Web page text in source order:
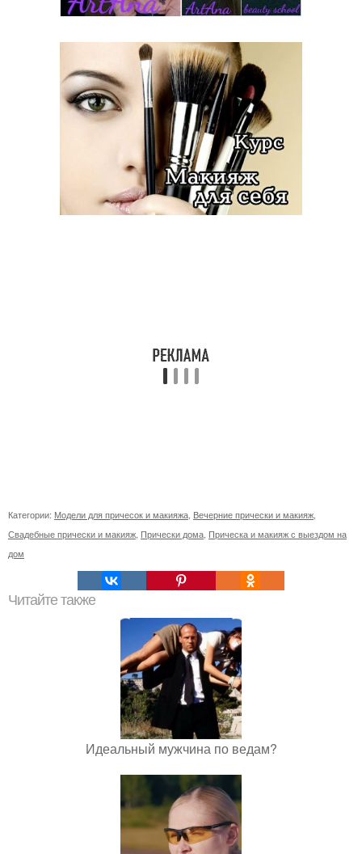
Категории: Модели для причесок и макияжа Вечерние прически и макияж
Свадебные прически и макияж Прически дома Прическа и макияж с выездом на
дом
Читайте также
Идеальный мужчина по ведам?